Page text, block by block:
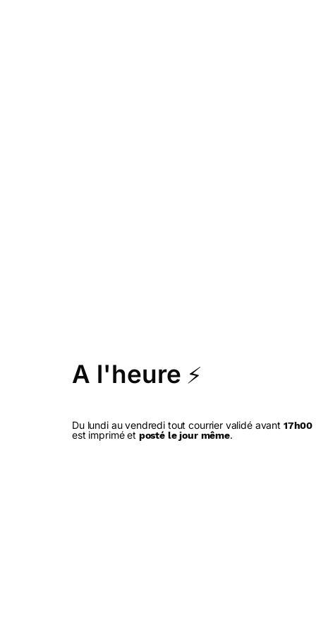
A l'heure ⚡
Du lundi au vendredi tout courrier validé avant 17h00
est imprimé et posté le jour même.